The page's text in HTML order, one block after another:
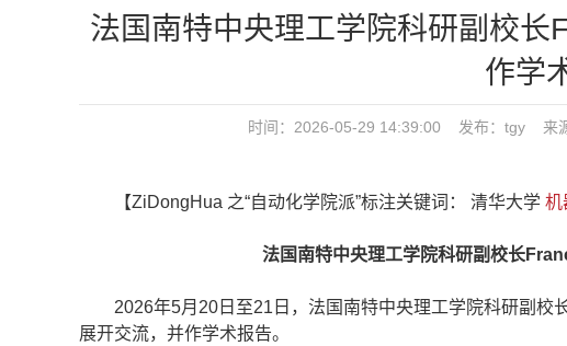
法国南特中央理工学院科研副校
作学
时间：2026-05-29 14:39:00 发布：tgy 来
【ZiDongHua 之“自动化学院派”标注关键词： 清华大学 机
法国南特中央理工学院科研副校长
2026年5月20日至21日，法国南特中央理工学院科研副校
展开交流，并作学术报告。